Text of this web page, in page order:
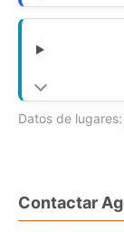
Datos de lugares:
Contactar